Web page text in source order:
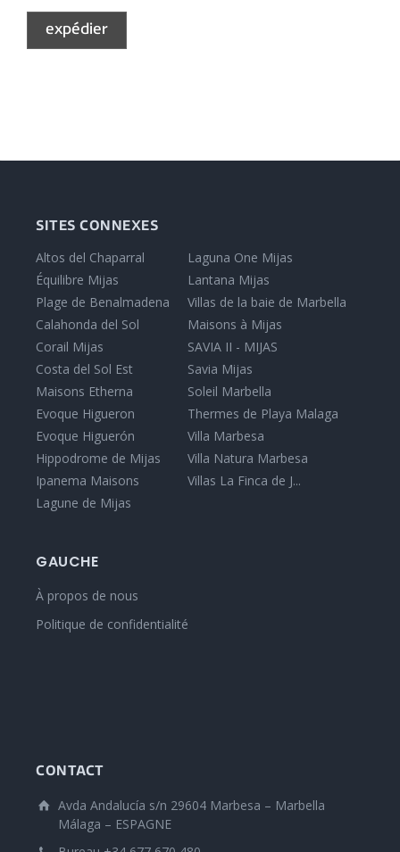
SITES CONNEXES
Altos del Chaparral
Équilibre Mijas
Plage de Benalmadena
Calahonda del Sol
Corail Mijas
Costa del Sol Est
Maisons Etherna
Evoque Higueron
Evoque Higuerón
Hippodrome de Mijas
Ipanema Maisons
Lagune de Mijas
Laguna One Mijas
Lantana Mijas
Villas de la baie de Marbella
Maisons à Mijas
SAVIA II - MIJAS
Savia Mijas
Soleil Marbella
Thermes de Playa Malaga
Villa Marbesa
Villa Natura Marbesa
Villas La Finca de J...
GAUCHE
À propos de nous
Politique de confidentialité
CONTACT
Avda Andalucía s/n 29604 Marbesa – Marbella
Málaga – ESPAGNE